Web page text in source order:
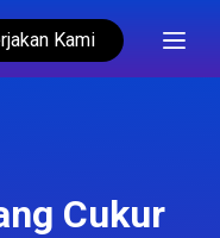
Kami
Cukur